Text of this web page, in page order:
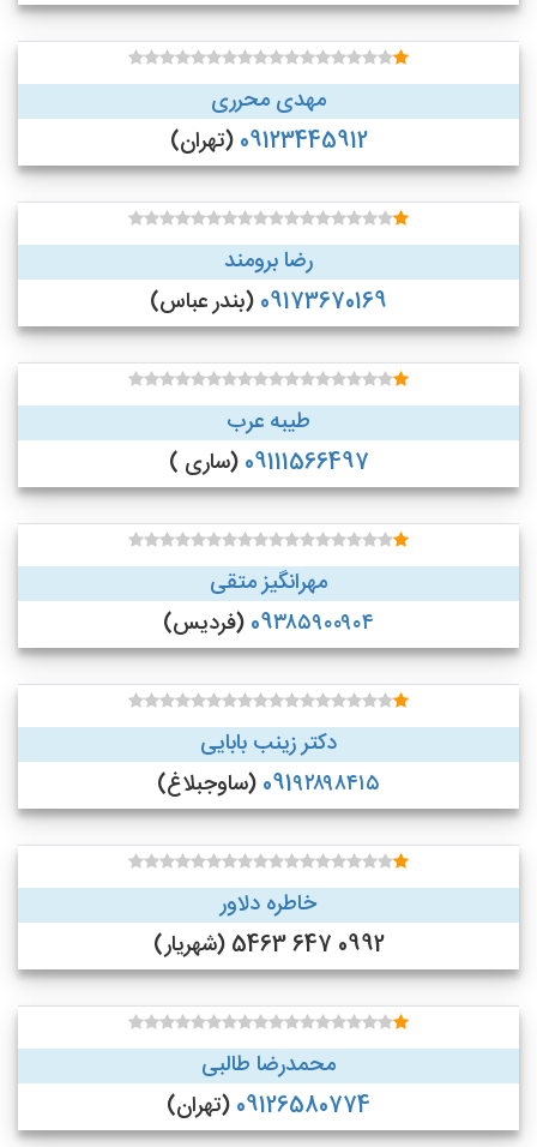
مهدی محرری
09123445912 (تهران)
رضا برومند
09173670169 (بندر عباس)
طیبه عرب
09111566497 (ساری )
مهرانگیز متقی
09۳۸۵۹۰۰۹۰۴ (فردیس)
دکتر زینب بابایی
091۹۲۸۹۸۴۱۵ (ساوجبلاغ)
خاطره دلاور
0992 647 5463 (شهریار)
محمدرضا طالبی
09126580774 (تهران)